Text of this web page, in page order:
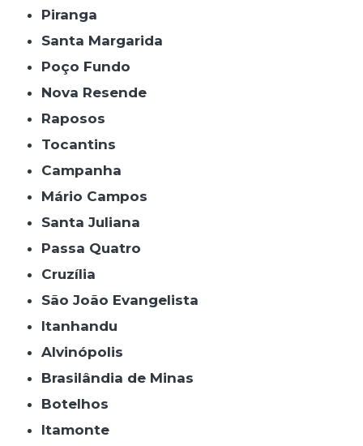
Piranga
Santa Margarida
Poço Fundo
Nova Resende
Raposos
Tocantins
Campanha
Mário Campos
Santa Juliana
Passa Quatro
Cruzília
São João Evangelista
Itanhandu
Alvinópolis
Brasilândia de Minas
Botelhos
Itamonte